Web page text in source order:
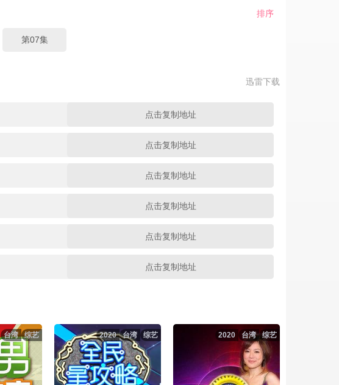
排序
第07集
迅雷下载
点击复制地址
点击复制地址
点击复制地址
点击复制地址
点击复制地址
点击复制地址
综艺
台湾 综艺
台湾
2020 综艺
台湾
2020